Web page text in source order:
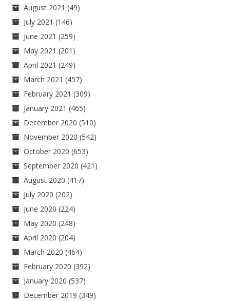
August 2021 (49)
July 2021 (146)
June 2021 (259)
May 2021 (201)
April 2021 (249)
March 2021 (457)
February 2021 (309)
January 2021 (465)
December 2020 (510)
November 2020 (542)
October 2020 (653)
September 2020 (421)
August 2020 (417)
July 2020 (202)
June 2020 (224)
May 2020 (248)
April 2020 (204)
March 2020 (464)
February 2020 (392)
January 2020 (537)
December 2019 (349)